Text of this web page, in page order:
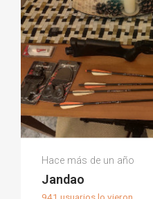
Jesus M.
Hace más de un año
Jandao